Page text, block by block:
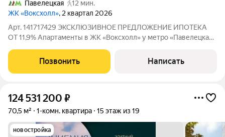
Павелецкая
12 мин.
ЖК «Воксхолл», 2 квартал 2026
Арт. 141717429 ЭКСКЛЮЗИВНОЕ ПРЕДЛОЖЕНИЕ ИПОТЕКА
ОТ 11,9% Апартаменты в ЖК «Воксхолл» у метро «Павелецкая»
современного 25-этажного жилого комплекса. Панорамный
вид на Москву, потолки высотой 3,2 м и
Позвонить Написать
124 531 200 ₽
70,5 м² 1-комн. квартира 15 этаж из 19
новостройка